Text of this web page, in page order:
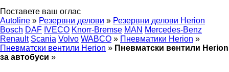
Поставете ваш оглас
Autoline » Резервни делови » Резервни делови Herion
Bosch DAF IVECO Knorr-Bremse MAN Mercedes-Benz
Renault Scania Volvo WABCO » Пневматики Herion »
Пневматски вентили Herion » Пневматски вентили Herion
за автобуси »